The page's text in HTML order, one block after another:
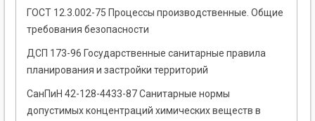
ГОСТ 12.3.002-75 Процессы производственные. Общие
требования безопасности
ДСП 173-96 Государственные санитарные правила
планирования и застройки территорий
СанПиН 42-128-4433-87 Санитарные нормы
допустимых концентраций химических веществ в